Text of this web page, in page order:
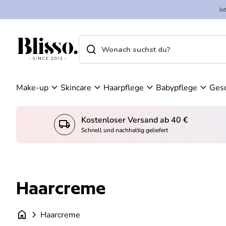
Startseite
K
W
en
ko
se
shopping_cart
Startseite
Suche"
search
Make-up expand_more Skincare expand_more Haarpflege expand_more Babypflege expand_more
local_shipping Kostenloser Versand ab 40 €
Schnell und nachhaltig geliefert
Haarcreme
home chevron_right Haarcreme